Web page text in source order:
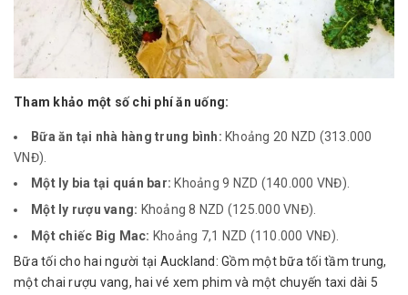
Tham khảo một số chi phí ăn uống:
Bữa ăn tại nhà hàng trung bình: Khoảng 20 NZD (313.000
VNĐ).
Một ly bia tại quán bar: Khoảng 9 NZD (140.000 VNĐ).
Một ly rượu vang: Khoảng 8 NZD (125.000 VNĐ).
Một chiếc Big Mac: Khoảng 7,1 NZD (110.000 VNĐ).
Bữa tối cho hai người tại Auckland: Gồm một bữa tối tầm trung,
một chai rượu vang, hai vé xem phim và một chuyến taxi dài 5